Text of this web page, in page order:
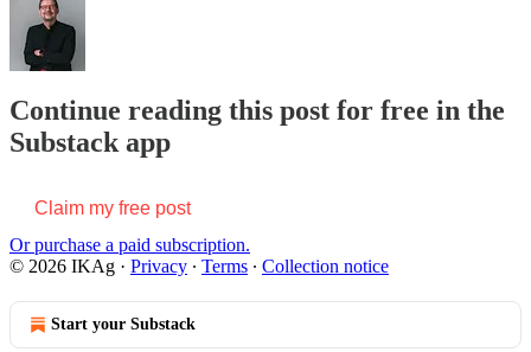
Continue reading this post for free in the
Substack app
Claim my free post
Or purchase a paid subscription.
© 2026 IKAg · Privacy ∙ Terms ∙ Collection notice
Start your Substack